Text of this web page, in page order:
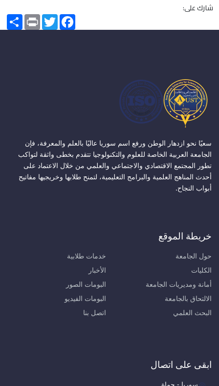
شارك على:
Share PrintTwitterFacebook
سعيًا نحو ازدهار الوطن ورفع اسم سوريا عاليًا بالعلم والمعرفة، فإن
الجامعة العربية الخاصة للعلوم والتكنولوجيا تتقدم بخطى واثقة لتواكب
تطور المجتمع الاقتصادي والاجتماعي والعلمي من خلال الاعتماد على
أحدث المناهج العلمية والبرامج التعليمية، لتمنح طلابها وخريجيها مفاتيح
أبواب النجاح.
خريطة الموقع
حول الجامعة
الكليات
أمانة ومديريات الجامعة
الالتحاق بالجامعة
البحث العلمي
خدمات طلابية
الأخبار
البومات الصور
البومات الفيديو
اتصل بنا
ابقى على اتصال